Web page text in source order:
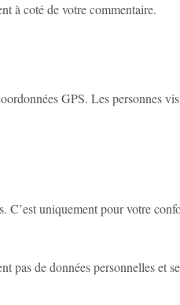
à coté de votre commentaire.
GPS. Les personnes
C’est uniquement pour votre
pas de données personnelles et